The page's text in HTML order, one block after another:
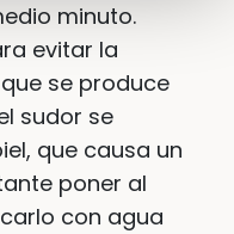
minuto.
evitar la
se produce
sudor se
que causa un
poner al
con agua